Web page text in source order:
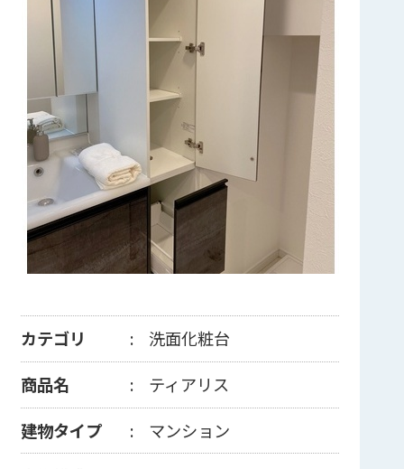
カテゴリ
洗面化粧台
商品名
ティアリス
建物タイプ
マンション